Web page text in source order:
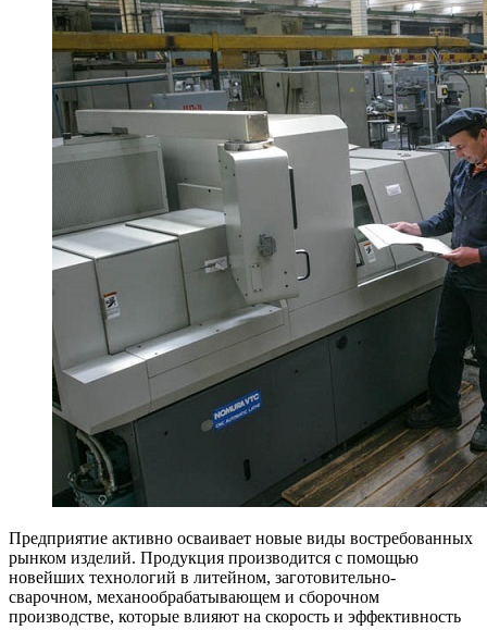
Предприятие активно осваивает новые виды востребованных
рынком изделий. Продукция производится с помощью
новейших технологий в литейном, заготовительно-
сварочном, механообрабатывающем и сборочном
производстве, которые влияют на скорость и эффективность